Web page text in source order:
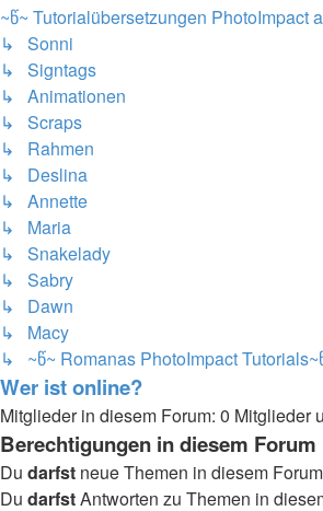
~წ~ Tutorialübersetzungen PhotoImpact
↳ Sonni
↳ Signtags
↳ Animationen
↳ Scraps
↳ Rahmen
↳ Deslina
↳ Annette
↳ Maria
↳ Snakelady
↳ Sabry
↳ Dawn
↳ Macy
↳ ~წ~ Romanas PhotoImpact
Wer ist online?
Mitglieder in diesem Forum: 0 Mitglieder
Berechtigungen in diesem Forum
Du darfst neue Themen in diesem
Du darfstAntworten zu Themen in